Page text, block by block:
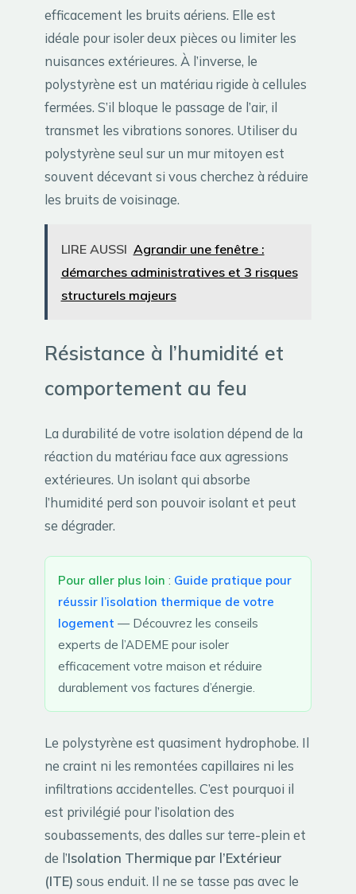
efficacement les bruits aériens. Elle est
idéale pour isoler deux pièces ou limiter les
nuisances extérieures. À l’inverse, le
polystyrène est un matériau rigide à cellules
fermées. S’il bloque le passage de l’air, il
transmet les vibrations sonores. Utiliser du
polystyrène seul sur un mur mitoyen est
souvent décevant si vous cherchez à réduire
les bruits de voisinage.
LIRE AUSSI Agrandir une fenêtre :
démarches administratives et 3 risques
structurels majeurs
Résistance à l’humidité et
comportement au feu
La durabilité de votre isolation dépend de la
réaction du matériau face aux agressions
extérieures. Un isolant qui absorbe
l’humidité perd son pouvoir isolant et peut
se dégrader.
Pour aller plus loin : Guide pratique pour
réussir l’isolation thermique de votre
logement — Découvrez les conseils
experts de l’ADEME pour isoler
efficacement votre maison et réduire
durablement vos factures d’énergie.
Le polystyrène est quasiment hydrophobe. Il
ne craint ni les remontées capillaires ni les
infiltrations accidentelles. C’est pourquoi il
est privilégié pour l’isolation des
soubassements, des dalles sur terre-plein et
de l’Isolation Thermique par l’Extérieur
(ITE) sous enduit. Il ne se tasse pas avec le